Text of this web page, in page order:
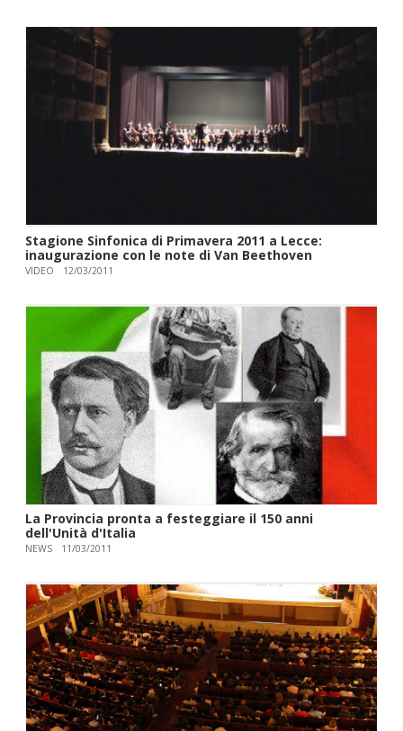
Stagione Sinfonica di Primavera 2011 a Lecce:
inaugurazione con le note di Van Beethoven
VIDEO 12/03/2011
La Provincia pronta a festeggiare il 150 anni
dell'Unità d'Italia
NEWS 11/03/2011